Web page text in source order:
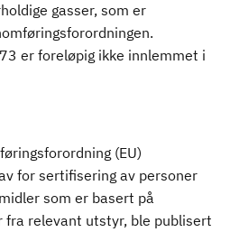
gasser, som er
er foreløpig ikke innlemmet i
(EU)
for sertifisering av personer
som er basert på
fra relevant utstyr, ble publisert